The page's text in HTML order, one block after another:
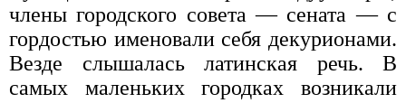
члены городского совета — сената — с
гордостью именовали себя декурионами.
Везде слышалась латинская речь. В
самых маленьких городках возникали